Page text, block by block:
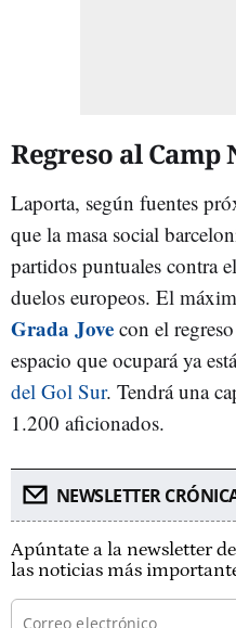
Regreso al Camp
Laporta, según fuentes
que la masa social
partidos puntuales contra el
duelos europeos. El
Grada Jove con el
espacio que ocupará ya
del Gol Sur. Tendrá una
1.200 aficionados.
NEWSLETTER
Apúntate a la newsletter
las noticias más